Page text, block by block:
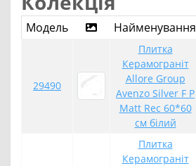
Модель Найменування
29490
Плитка
Керамограніт
Allore Group
Avenzo Silver F P
Matt Rec 60*60
см білий
Плитка
Керамограніт